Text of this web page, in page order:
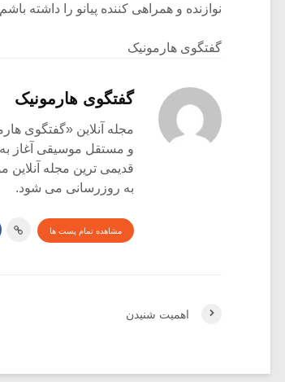
نوازنده و همراهی کننده پیانو را داشته
گفتگوی هارمونیک
گفتگوی هارمونیک
و مستقل موسیقی آغاز
قدیمی ترین مجله
به روزرسانی می شود.
مشاهده تمام پست ها
اهمیت شنیدن